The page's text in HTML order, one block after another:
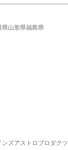
県山形県福島県
ンズアストロプロダクツ